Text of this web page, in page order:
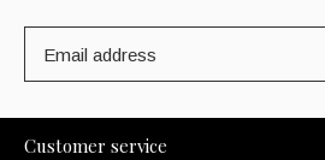
Customer service